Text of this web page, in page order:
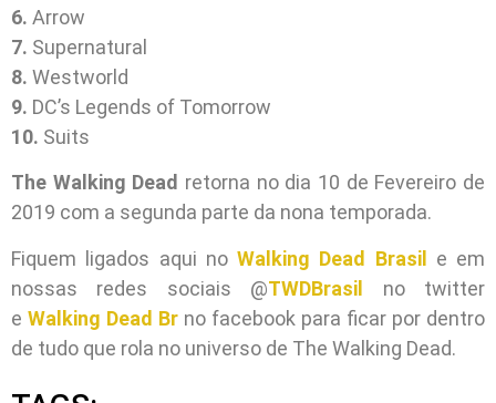
6. Arrow
7. Supernatural
8. Westworld
9. DC’s Legends of Tomorrow
10. Suits
The Walking Dead retorna no dia 10 de Fevereiro de
2019 com a segunda parte da nona temporada.
Fiquem ligados aqui no Walking Dead Brasil e em
nossas redes sociais @TWDBrasil no twitter
e Walking Dead Br no facebook para ficar por dentro
de tudo que rola no universo de The Walking Dead.